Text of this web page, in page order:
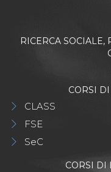
RICERCA SOCIALE,
CORSI
CLASS
FSE
SeC
CORSI DI